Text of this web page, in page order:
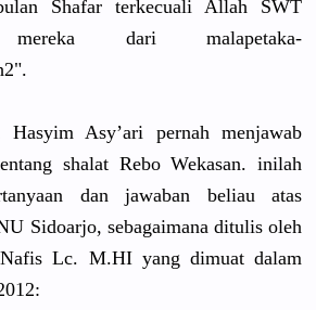
Shafar terkecuali Allah SWT
mereka dari malapetaka-
Asy’ari pernah menjawab
shalat Rebo Wekasan. inilah
dan jawaban beliau atas
Sidoarjo, sebagaimana ditulis oleh
Lc. M.HI yang dimuat dalam